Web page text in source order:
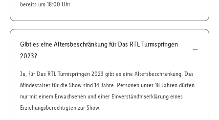
bereits um 18:00 Uhr.
Gibt es eine Altersbeschränkung für Das RTL Turmspringen
2023?
Ja, für Das RTL Turmspringen 2023 gibt es eine Altersbeschränkung. Das
Mindestalter für die Show sind 14 Jahre. Personen unter 18 Jahren dürfen
nur mit einem Erwachsenen und einer Einverständniserklärung eines
Erziehungsberechtigten zur Show.